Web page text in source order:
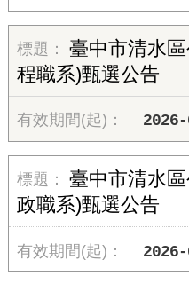
臺中市清水
程職系)甄選公告
臺中市清水
政職系)甄選公告